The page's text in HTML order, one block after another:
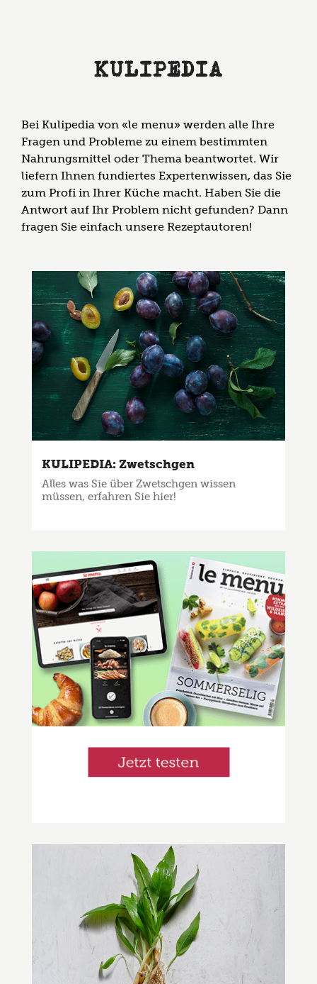
KULIPEDIA
Bei Kulipedia von «le menu» werden alle Ihre
Fragen und Probleme zu einem bestimmten
Nahrungsmittel oder Thema beantwortet. Wir
liefern Ihnen fundiertes Expertenwissen, das Sie
zum Profi in Ihrer Küche macht. Haben Sie die
Antwort auf Ihr Problem nicht gefunden? Dann
fragen Sie einfach unsere Rezeptautoren!
KULIPEDIA: Zwetschgen
Alles was Sie über Zwetschgen wissen
müssen, erfahren Sie hier!